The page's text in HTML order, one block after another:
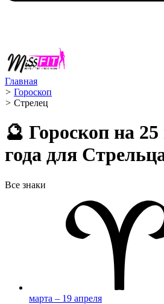
Главная
> Гороскоп
> Стрелец ️
🔮 Гороскоп на
года для
Все знаки
марта – 19 апреля